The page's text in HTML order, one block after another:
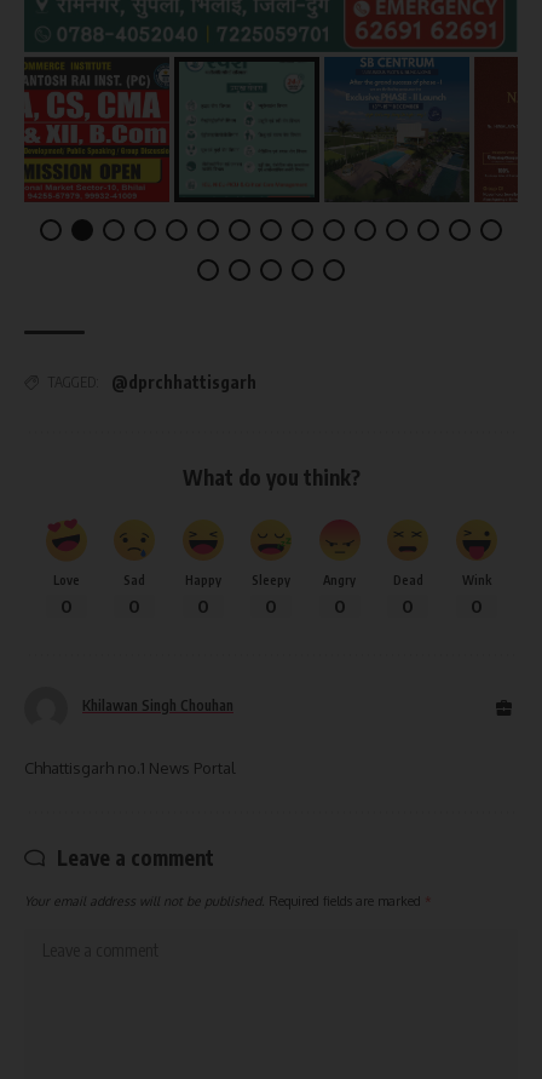
@dprchhattisgarh
What do you think?
Love
0
Sad
0
Happy
0
Sleepy
0
Angry
0
Dead
0
Wink
0
Khilawan Singh Chouhan
Chhattisgarh no.1 News Portal
Leave a comment
Your email address will not be published. Required fields are marked *